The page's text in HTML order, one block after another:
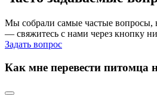
Мы собрали самые частые вопросы,
— свяжитесь с нами через кнопку
Задать вопрос
Как мне перевести питомца